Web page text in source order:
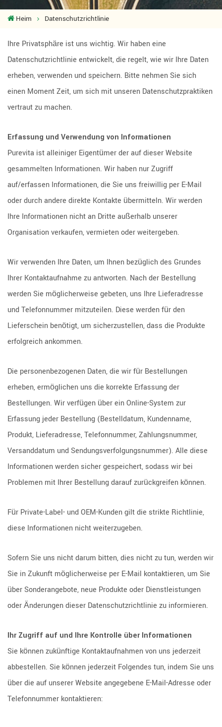
Heim Datenschutzrichtlinie
Ihre Privatsphäre ist uns wichtig. Wir haben eine
Datenschutzrichtlinie entwickelt, die regelt, wie wir Ihre Daten
erheben, verwenden und speichern. Bitte nehmen Sie sich
einen Moment Zeit, um sich mit unseren Datenschutzpraktiken
vertraut zu machen.
Erfassung und Verwendung von Informationen
Purevita ist alleiniger Eigentümer der auf dieser Website
gesammelten Informationen. Wir haben nur Zugriff
auf/erfassen Informationen, die Sie uns freiwillig per E-Mail
oder durch andere direkte Kontakte übermitteln. Wir werden
Ihre Informationen nicht an Dritte außerhalb unserer
Organisation verkaufen, vermieten oder weitergeben.
Wir verwenden Ihre Daten, um Ihnen bezüglich des Grundes
Ihrer Kontaktaufnahme zu antworten. Nach der Bestellung
werden Sie möglicherweise gebeten, uns Ihre Lieferadresse
und Telefonnummer mitzuteilen. Diese werden für den
Lieferschein benötigt, um sicherzustellen, dass die Produkte
erfolgreich ankommen.
Die personenbezogenen Daten, die wir für Bestellungen
erheben, ermöglichen uns die korrekte Erfassung der
Bestellungen. Wir verfügen über ein Online-System zur
Erfassung jeder Bestellung (Bestelldatum, Kundenname,
Produkt, Lieferadresse, Telefonnummer, Zahlungsnummer,
Versanddatum und Sendungsverfolgungsnummer). Alle diese
Informationen werden sicher gespeichert, sodass wir bei
Problemen mit Ihrer Bestellung darauf zurückgreifen können.
Für Private-Label- und OEM-Kunden gilt die strikte Richtlinie,
diese Informationen nicht weiterzugeben.
Sofern Sie uns nicht darum bitten, dies nicht zu tun, werden wir
Sie in Zukunft möglicherweise per E-Mail kontaktieren, um Sie
über Sonderangebote, neue Produkte oder Dienstleistungen
oder Änderungen dieser Datenschutzrichtlinie zu informieren.
Ihr Zugriff auf und Ihre Kontrolle über Informationen
Sie können zukünftige Kontaktaufnahmen von uns jederzeit
abbestellen. Sie können jederzeit Folgendes tun, indem Sie uns
über die auf unserer Website angegebene E-Mail-Adresse oder
Telefonnummer kontaktieren: